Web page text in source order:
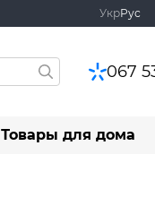
УкрРус
067
Товары для дома